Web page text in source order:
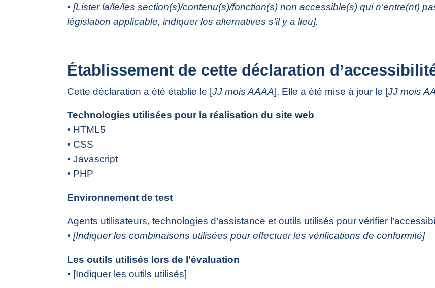
• [Lister la/le/les section(s)/contenu(s)/fonction(s) non accessible(s) qui n’entre(nt)
législation applicable, indiquer les alternatives s’il y a lieu].
Établissement de cette déclaration
Cette déclaration a été établie le [JJ mois AAAA]. Elle a été mise à jour le [JJ mois
Technologies utilisées pour la réalisation du site web
• HTML5
• CSS
• Javascript
• PHP
Environnement de test
Agents utilisateurs, technologies d’assistance et outils utilisés pour vérifier
• [Indiquer les combinaisons utilisées pour effectuer les vérifications de conformité]
Les outils utilisés lors de l’évaluation
• [Indiquer les outils utilisés]